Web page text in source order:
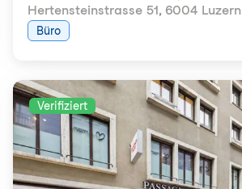
Hertensteinstrasse 51, 6004 Luzern
Büro
Verifiziert